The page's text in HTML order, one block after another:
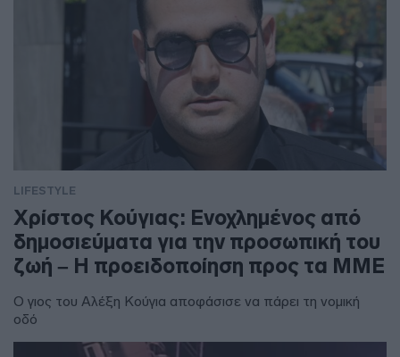
LIFESTYLE
Χρίστος Κούγιας: Ενοχλημένος από
δημοσιεύματα για την προσωπική του
ζωή – Η προειδοποίηση προς τα ΜΜΕ
Ο γιος του Αλέξη Κούγια αποφάσισε να πάρει τη νομική
οδό